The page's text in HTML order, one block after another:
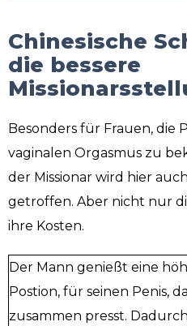
Chinesische
die bessere
Besonders für Frauen, die
vaginalen Orgasmus zu
der Missionar wird hier
getroffen. Aber nicht nur
ihre Kosten.
Der Mann genießt eine
Postion, für seinen Penis,
zusammen presst.